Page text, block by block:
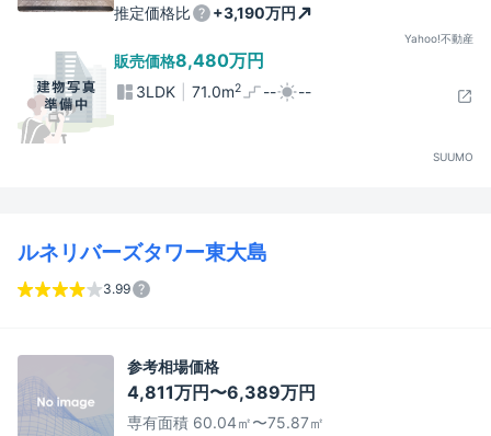
推定価格比
+3,190万円
Yahoo!不動産
販売価格8,480万円
3LDK 71.0m2 -- --
SUUMO
ルネリバーズタワー東大島
3.99
参考相場価格
4,811万円〜6,389万円
専有面積 60.04㎡〜75.87㎡